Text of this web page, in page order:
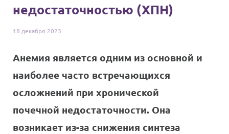
недостаточностью (ХПН)
18 декабря 2023
Анемия является одним из основной и
наиболее часто встречающихся
осложнений при хронической
почечной недостаточности. Она
возникает из-за снижения синтеза